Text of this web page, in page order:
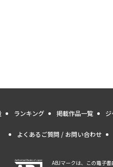
ランキング 掲載作品一覧
よくあるご質問 / お問い合わせ
ABJマークは、この電子